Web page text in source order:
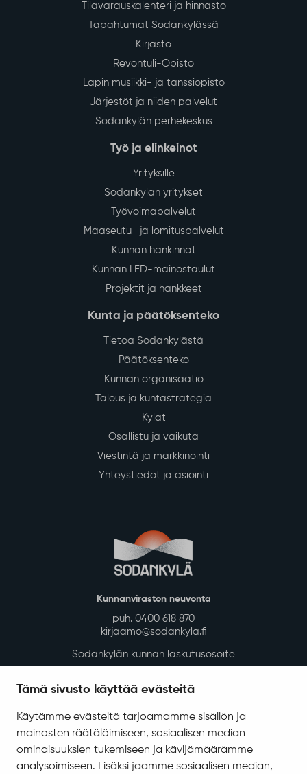
Tämä sivusto käyttää evästeitä
Käytämme evästeitä tarjoamamme sisällön ja
mainosten räätälöimiseen, sosiaalisen median
ominaisuuksien tukemiseen ja kävijämäärämme
analysoimiseen. Lisäksi jaamme sosiaalisen median,
Tilavarauskalenteri ja hinnasto
Tapahtumat Sodankylässä
Kirjasto
Revontuli-Opisto
Lapin musiikki- ja tanssiopisto
Järjestöt ja niiden palvelut
Sodankylän perhekeskus
Työ ja elinkeinot
Yrityksille
Sodankylän yritykset
Työvoimapalvelut
Maaseutu- ja lomituspalvelut
Kunnan hankinnat
Kunnan LED-mainostaulut
Projektit ja hankkeet
Kunta ja päätöksenteko
Tietoa Sodankylästä
Päätöksenteko
Kunnan organisaatio
Talous ja kuntastrategia
Kylät
Osallistu ja vaikuta
Viestintä ja markkinointi
Yhteystiedot ja asiointi
Kunnanviraston neuvonta
puh. 0400 618 870
kirjaamo@sodankyla.fi
Sodankylän kunnan laskutusosoite
Asiakirjajulkisuuskuvaus
Evästeiden hallinta